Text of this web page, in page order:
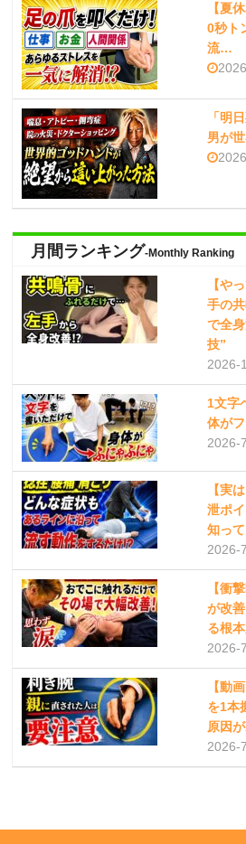
【夏
0秒ト
流…
「明
男が
月間ランキング-Monthly Ranking
【や
手の
で全
技”
2026-
1文字
体が
2026-
【実
泄ポ
知っ
2026-
【衝
が改
る根
2026-
【動
を1本
原因
2026-